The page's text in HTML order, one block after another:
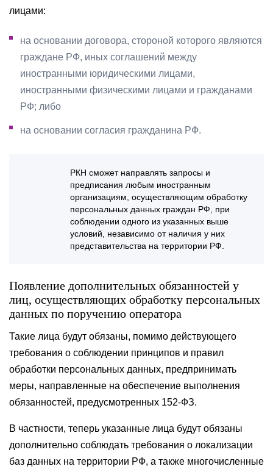
лицами:
на основании договора, стороной которого являются
граждане РФ, иных соглашений между
иностранными юридическими лицами,
иностранными физическими лицами и гражданами
РФ; либо
на основании согласия гражданина РФ.
РКН сможет направлять запросы и
предписания любым иностранным
организациям, осуществляющим обработку
персональных данных граждан РФ, при
соблюдении одного из указанных выше
условий, независимо от наличия у них
представительства на территории РФ.
Появление дополнительных обязанностей у
лиц, осуществляющих обработку персональных
данных по поручению оператора
Такие лица будут обязаны, помимо действующего
требования о соблюдении принципов и правил
обработки персональных данных, предпринимать
меры, направленные на обеспечение выполнения
обязанностей, предусмотренных 152-ФЗ.
В частности, теперь указанные лица будут обязаны
дополнительно соблюдать требования о локализации
баз данных на территории РФ, а также многочисленные